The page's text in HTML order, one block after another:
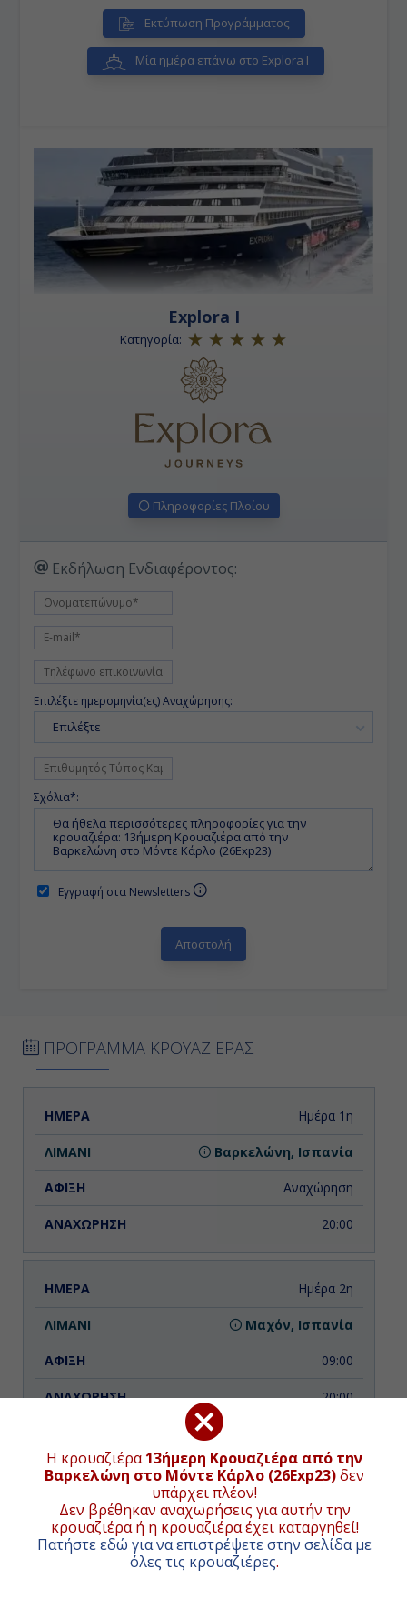
Η κρουαζιέρα13ήμερη Κρουαζιέρα από την
Βαρκελώνη στο Μόντε Κάρλο (26Exp23)δεν
υπάρχει πλέον!
Δεν βρέθηκαν αναχωρήσεις για αυτήν την
κρουαζιέρα ή η κρουαζιέρα έχει καταργηθεί!
Πατήστε εδώ για να επιστρέψετε στην σελίδα με
όλες τις κρουαζιέρες.
Εκτύπωση Προγράμματος
Μία ημέρα επάνω στο Explora I
Explora I
Κατηγορία:
Πληροφορίες Πλοίου
Εκδήλωση Ενδιαφέροντος:
Επιλέξτε ημερομηνία(ες) Αναχώρησης:
Επιλέξτε
Σχόλια*:
Εγγραφή στα Newsletters
ΠΡΟΓΡΑΜΜΑ ΚΡΟΥΑΖΙΕΡΑΣ
ΗΜΕΡΑ ΑΝΑΧΩΡΗΣΗ
Ημέρα 1η
Βαρκελώνη, Ισπανία
Αναχώρηση
20:00
Ημέρα 2η
Μαχόν, Ισπανία
09:00
20:00
Ημέρα 3η
Αλγκέρο (Σαρδηνία) , Ιταλία
09:00
ΧΑΡΤΗΣ ΚΡΟΥΑΖΙΕΡΑΣ